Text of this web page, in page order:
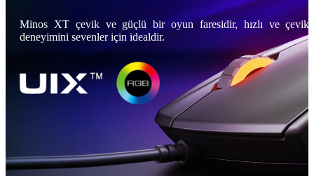
Minos XT çevik ve güçlü bir oyun faresidir, hızlı ve
deneyimini sevenler için idealdir.